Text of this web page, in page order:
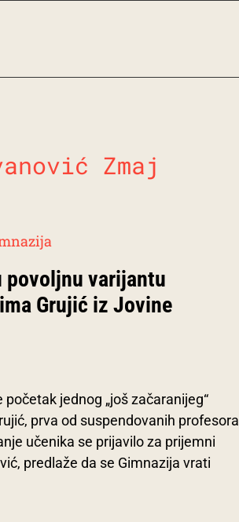
Zmaj
povoljnu varijantu
Grujić iz Jovine
jednog „još začaranijeg“
prva od suspendovanih profesora
učenika se prijavilo za prijemni
predlaže da se Gimnazija vrati